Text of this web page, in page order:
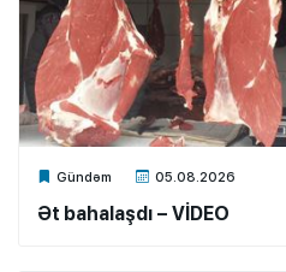
Gündəm 05.08.2026
Xalq.Online
Ət bahalaşdı – VİDEO